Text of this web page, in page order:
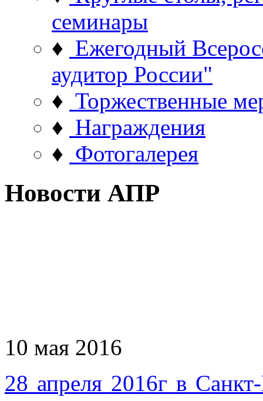
семинары
♦ Ежегодный
аудитор России"
♦ Торжественные
♦ Награждения
♦ Фотогалерея
Новости АПР
10 мая 2016
28 апреля 2016г в